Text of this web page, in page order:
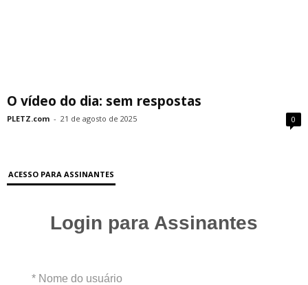
O vídeo do dia: sem respostas
PLETZ.com - 21 de agosto de 2025 0
ACESSO PARA ASSINANTES
Login para Assinantes
* Nome do usuário